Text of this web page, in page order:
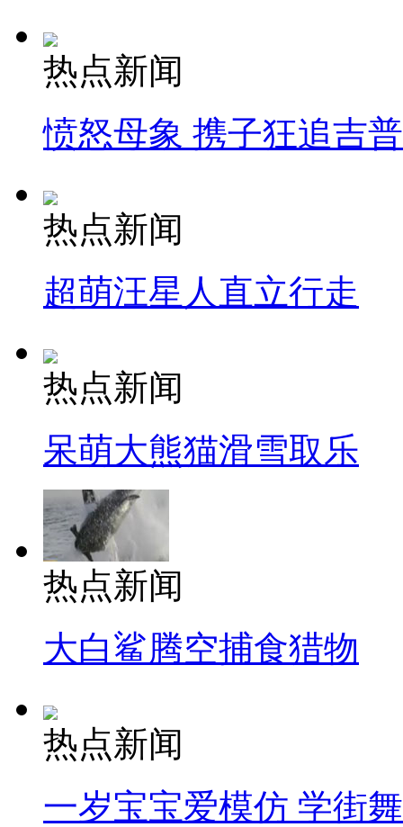
热点新闻
愤怒母象 携子狂追吉
热点新闻
超萌汪星人直立行走
热点新闻
呆萌大熊猫滑雪取乐
热点新闻
大白鲨腾空捕食猎物
热点新闻
一岁宝宝爱模仿 学街